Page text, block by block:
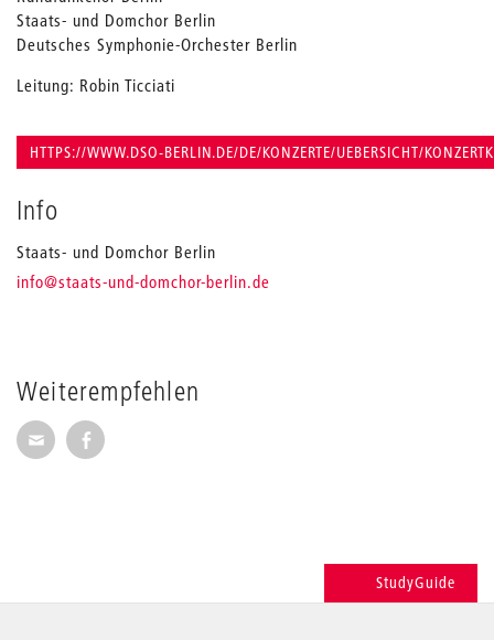
Weiterempfehlen
Seite per E-Mail weiterempfehlen
Seite auf Facebook weiterempfehlen
Staats- und Domchor Berlin
Deutsches Symphonie-Orchester Berlin
Leitung: Robin Ticciati
HTTPS://WWW.DSO-BERLIN.DE/DE/KONZERTE/UEBERSICHT/
Info
Staats- und Domchor Berlin
info_
@staats-und-domchor-berlin.de
StudyGuide